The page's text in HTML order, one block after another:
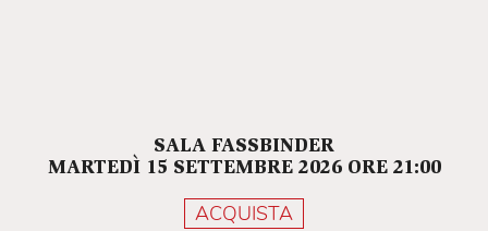
SALA FASSBINDER
MARTEDÌ 15 SETTEMBRE 2026 ORE 21:00
ACQUISTA